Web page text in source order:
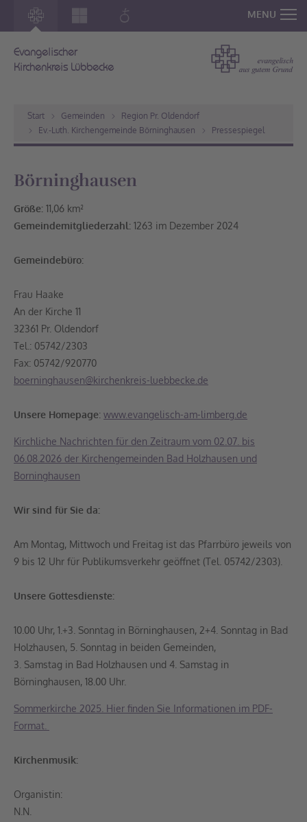
MENU
Evangelischer
Kirchenkreis Lübbecke
Start Gemeinden
Region Pr. Oldendorf
Ev.-Luth. Kirchengemeinde Börninghausen
Pressespiegel
Börninghausen
Größe: 11,06 km²
Gemeindemitgliederzahl: 1263 im Dezember 2024
Gemeindebüro:
Frau Haake
An der Kirche 11
32361 Pr. Oldendorf
Tel.: 05742/2303
Fax: 05742/920770
boerninghausen@kirchenkreis-luebbecke.de
Unsere Homepage: www.evangelisch-am-limberg.de
Kirchliche Nachrichten für den Zeitraum vom 02.07. bis
06.08.2026 der Kirchengemeinden Bad Holzhausen und
Borninghausen
Wir sind für Sie da:
Am Montag, Mittwoch und Freitag ist das Pfarrbüro jeweils von
9 bis 12 Uhr für Publikumsverkehr geöffnet (Tel. 05742/2303).
Unsere Gottesdienste:
10.00 Uhr, 1.+3. Sonntag in Börninghausen, 2+4. Sonntag in Bad
Holzhausen, 5. Sonntag in beiden Gemeinden,
3. Samstag in Bad Holzhausen und 4. Samstag in
Börninghausen, 18.00 Uhr.
Sommerkirche 2025. Hier finden Sie Informationen im PDF-
Format.
Kirchenmusik:
Organistin:
N.N.